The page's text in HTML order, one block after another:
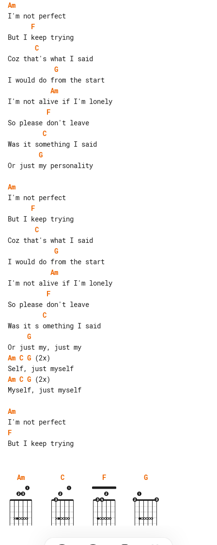
Am
F
C
G
Am
F
C
G
Or just my personality
Am
F
C
G
Am
F
C
G
Am C G (2x)
Am C G (2x)
Myself, just myself
Am
F
Am C F G